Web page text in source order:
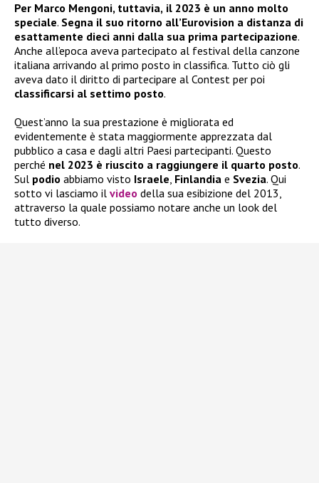
Per Marco Mengoni, tuttavia, il 2023 è un anno molto
speciale. Segna il suo ritorno all’Eurovision a distanza di
esattamente dieci anni dalla sua prima partecipazione.
Anche all’epoca aveva partecipato al festival della canzone
italiana arrivando al primo posto in classifica. Tutto ciò gli
aveva dato il diritto di partecipare al Contest per poi
classificarsi al settimo posto.
Quest’anno la sua prestazione è migliorata ed
evidentemente è stata maggiormente apprezzata dal
pubblico a casa e dagli altri Paesi partecipanti. Questo
perché nel 2023 è riuscito a raggiungere il quarto posto.
Sul podio abbiamo visto Israele, Finlandia e Svezia. Qui
sotto vi lasciamo il video della sua esibizione del 2013,
attraverso la quale possiamo notare anche un look del
tutto diverso.